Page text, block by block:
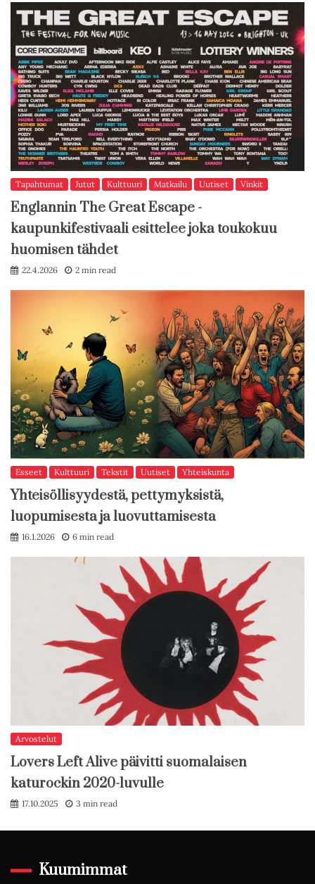
Tapahtumat Jutut Kulttuuri Matkailu Uutiset Vinkit
Englannin The Great Escape -
kaupunkifestivaali esittelee joka toukokuu
huomisen tähdet
22.4.2026 2 min read
Esseet Kulttuuri Tekstit Uutiset Yhteiskunta
Yhteisöllisyydestä, pettymyksistä,
luopumisesta ja luovuttamisesta
16.1.2026 6 min read
Arvostelut
Lovers Left Alive päivitti suomalaisen
katurockin 2020-luvulle
17.10.2025 3 min read
Kuumimmat